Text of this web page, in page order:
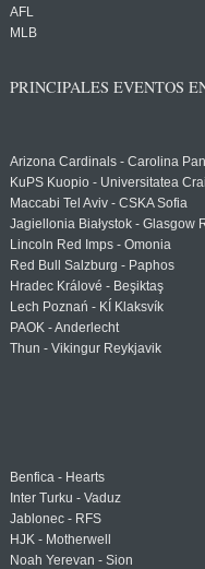
AFL
MLB
PRINCIPALES EVENTOS
Arizona Cardinals - Carolina
KuPS Kuopio - Universitatea
Maccabi Tel Aviv - CSKA Sofia
Jagiellonia Białystok - Glasgow
Lincoln Red Imps - Omonia
Red Bull Salzburg - Paphos
Hradec Králové - Beşiktaş
Lech Poznań - KÍ Klaksvík
PAOK - Anderlecht
Thun - Vikingur Reykjavik
Benfica - Hearts
Inter Turku - Vaduz
Jablonec - RFS
HJK - Motherwell
Noah Yerevan - Sion